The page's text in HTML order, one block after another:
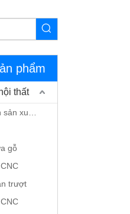
phẩm
thất
gỗ
trượt